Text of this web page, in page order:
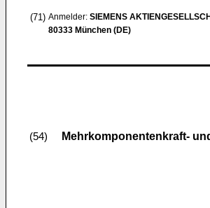
(71) Anmelder: SIEMENS
80333 München (DE)
(54) Mehrkomponentenkraft-